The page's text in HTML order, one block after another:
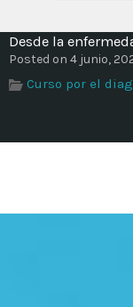
Desde la
Posted on 4 junio,
Curso por el